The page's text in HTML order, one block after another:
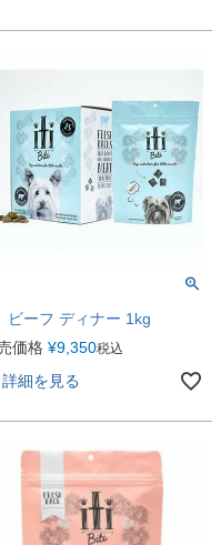
ーフ ディナー 1kg
価格 ¥9,350税込
詳細を見る